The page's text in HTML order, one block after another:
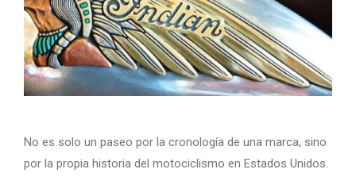
No es solo un paseo por la cronología de una marca, sino
por la propia historia del motociclismo en Estados Unidos.